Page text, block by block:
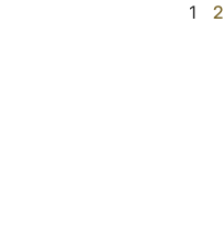
1
2